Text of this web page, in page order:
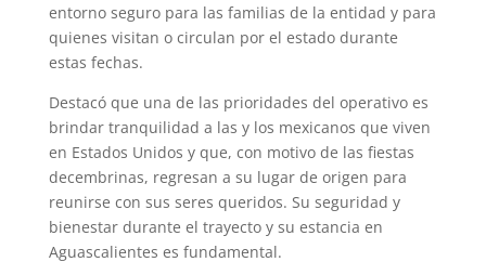
entorno seguro para las familias de la entidad y para
quienes visitan o circulan por el estado durante
estas fechas.
Destacó que una de las prioridades del operativo es
brindar tranquilidad a las y los mexicanos que viven
en Estados Unidos y que, con motivo de las fiestas
decembrinas, regresan a su lugar de origen para
reunirse con sus seres queridos. Su seguridad y
bienestar durante el trayecto y su estancia en
Aguascalientes es fundamental.